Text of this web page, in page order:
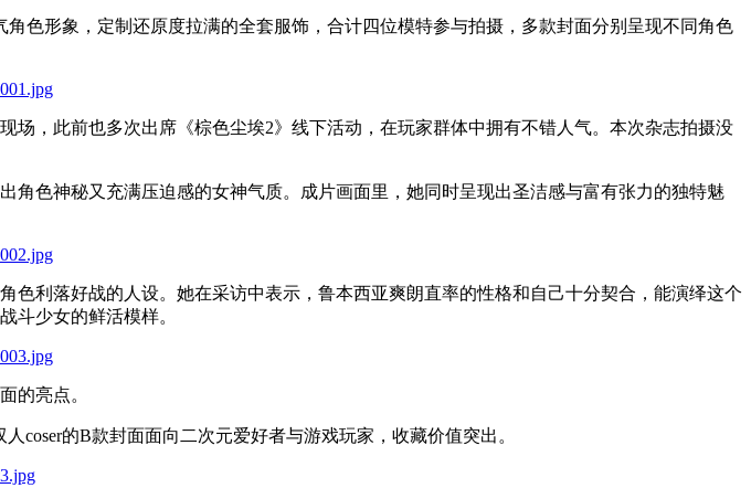
色形象，定制还原度拉满的全套服饰，合计四位模特参与拍摄，多款封面分别呈现不同角色
，此前也多次出席《棕色尘埃2》线下活动，在玩家群体中拥有不错人气。本次杂志拍摄没
色神秘又充满压迫感的女神气质。成片画面里，她同时呈现出圣洁感与富有张力的独特魅
利落好战的人设。她在采访中表示，鲁本西亚爽朗直率的性格和自己十分契合，能演绎这个
斗少女的鲜活模样。
的亮点。
coser的B款封面面向二次元爱好者与游戏玩家，收藏价值突出。